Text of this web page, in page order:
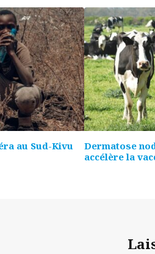
au Sud-Kivu
Dermatose
accélère la